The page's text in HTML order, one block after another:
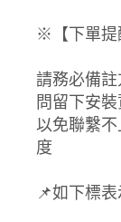
※【下單
請務必備
問留下安
以免聯繫
度
📌如下標